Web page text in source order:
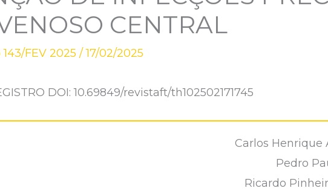
CENTRAL
FEV 2025 /17/02/2025
DOI: 10.69849/revistaft/th102502171745
Carlos Henrique
Pedro
Ricardo